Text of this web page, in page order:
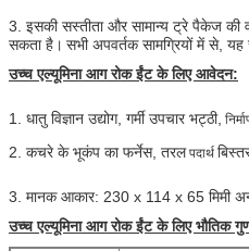
3. इसकी सस्तीता और सामान्य ट्रे पैकेज की
सकता है। सभी अपवर्तक सामग्रियों में से,
उच्च एल्यूमिना आग रोक ईंट के लिए आवेदन:
1. धातु विज्ञान उद्योग, गर्मी उपचार भट्ठी,
2. कचरे के भूकंप का फर्नेस, तरल पदार्थ
3. मानक आकार: 230 x 114 x 65 मिमी
उच्च एल्यूमिना आग रोक ईंट के लिए भौतिक